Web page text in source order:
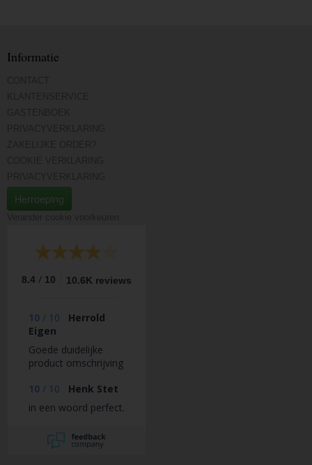
Informatie
Herroeping
8.4 / 10 10.6K reviews
10 / 10
Herrold
Eigen
Goede duidelijke
product omschrijving
10 / 10
Henk Stet
in een woord perfect.